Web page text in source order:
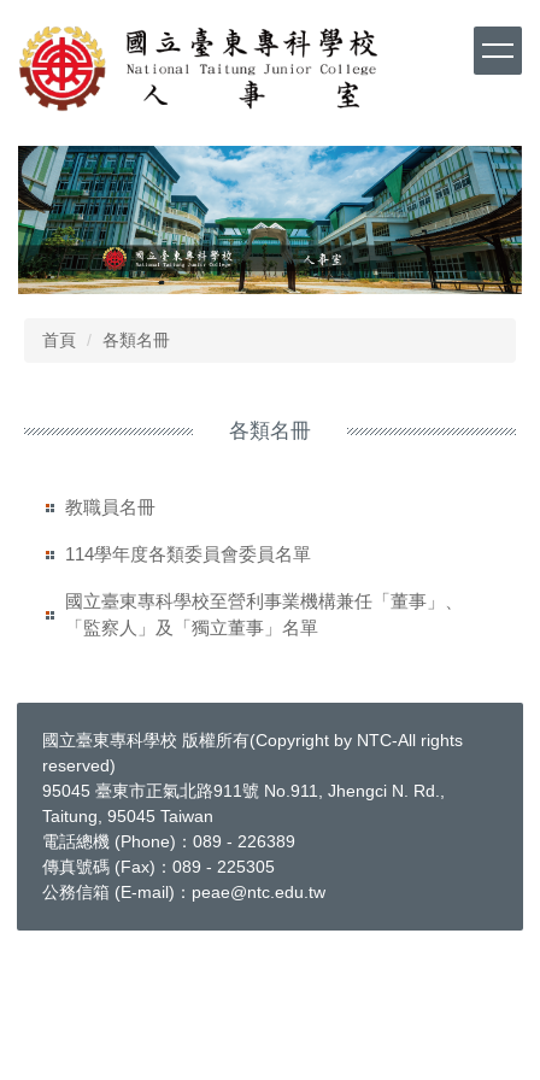
到
主
要
容
區
首頁 各類名冊
各類名冊
教職員名冊
114學年度各類委員會委員名單
國立臺東專科學校至營利事業機構兼任「董事」、
「監察人」及「獨立董事」名單
國立臺東專科學校 版權所有(Copyright by NTC-All rights
reserved)
95045 臺東市正氣北路911號 No.911, Jhengci N. Rd.,
Taitung, 95045 Taiwan
電話總機 (Phone)：089 - 226389
傳真號碼 (Fax)：089 - 225305
公務信箱 (E-mail)：peae@ntc.edu.tw